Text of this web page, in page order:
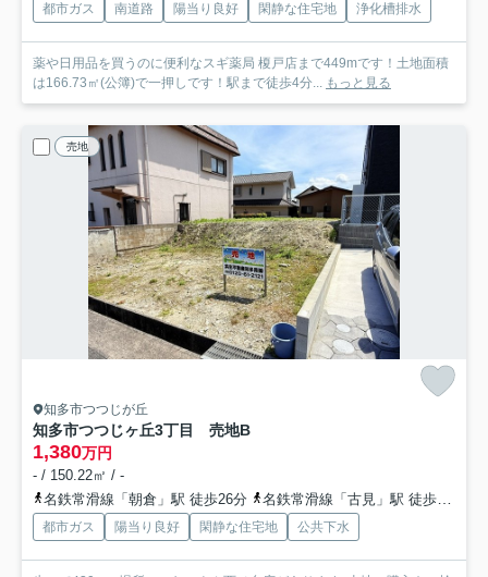
都市ガス 南道路 陽当り良好 閑静な住宅地 浄化槽排水
薬や日用品を買うのに便利なスギ薬局 榎戸店まで449mです！土地面積
は166.73㎡(公簿)で一押しです！駅まで徒歩4分... もっと見る
売地
知多市つつじが丘
知多市つつじヶ丘3丁目 売地B
1,380万円
- / 150.22㎡ / -
名鉄常滑線「朝倉」駅 徒歩26分
名鉄常滑線「古見」駅 徒歩27分
都市ガス 陽当り良好 閑静な住宅地 公共下水